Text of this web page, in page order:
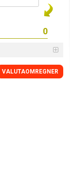
VALUTAOMREGNER